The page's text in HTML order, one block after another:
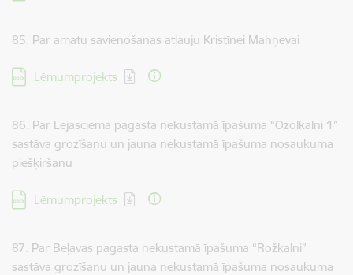
85. Par amatu savienošanas atļauju Kristīnei Mahņevai
Lejupielādēt:
Lēmumprojekts
86. Par Lejasciema pagasta nekustamā īpašuma “Ozolkalni 1”
sastāva grozīšanu un jauna nekustamā īpašuma nosaukuma
piešķiršanu
Lejupielādēt:
Lēmumprojekts
87. Par Beļavas pagasta nekustamā īpašuma “Rožkalni”
sastāva grozīšanu un jauna nekustamā īpašuma nosaukuma